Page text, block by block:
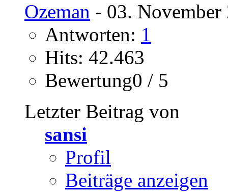
Ozeman - 03.
Antworten: 1
Hits: 42.463
Bewertung0 / 5
Letzter Beitrag von
sansi
Profil
Beiträge anzeigen